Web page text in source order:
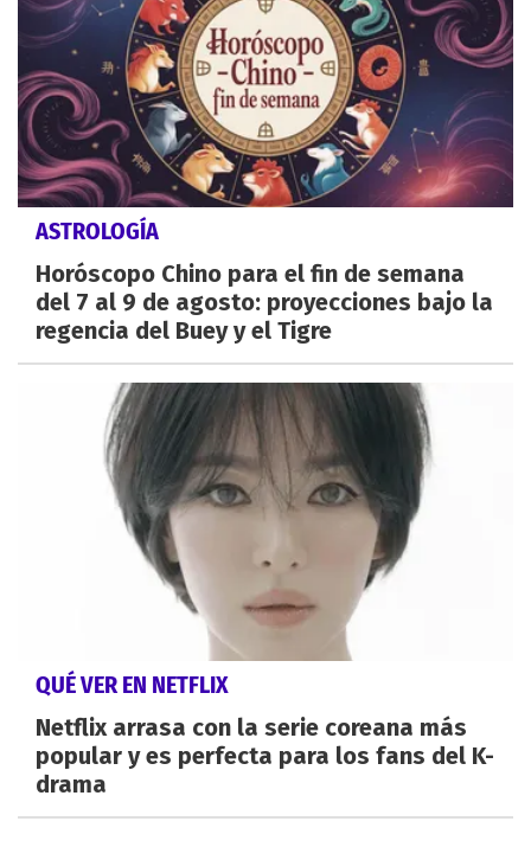
ASTROLOGÍA
Horóscopo Chino para el fin de semana
del 7 al 9 de agosto: proyecciones bajo la
regencia del Buey y el Tigre
QUÉ VER EN NETFLIX
Netflix arrasa con la serie coreana más
popular y es perfecta para los fans del K-
drama